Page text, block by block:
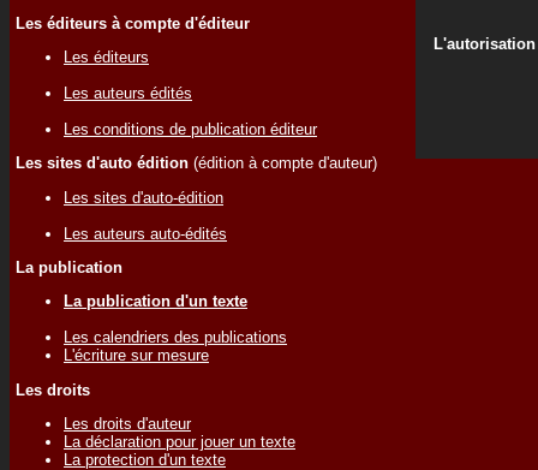
Les éditeurs à compte d'éditeur
Les éditeurs
Les auteurs édités
Les conditions de publication éditeur
Les sites d'auto édition (édition à compte d'auteur)
Les sites d'auto-édition
Les auteurs auto-édités
La publication
La publication d'un texte
Les calendriers des publications
L'écriture sur mesure
Les droits
Les droits d'auteur
La déclaration pour jouer un texte
La protection d'un texte
L'autorisation